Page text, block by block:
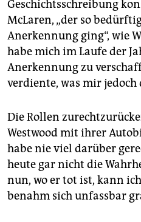
Geschichtsschreibung
McLaren, „der so
Anerkennung ging“, wie
habe mich im Laufe der
Anerkennung zu
verdiente, was mir jedoch
Die Rollen
Westwood mit ihrer
habe nie viel darüber
heute gar nicht die
nun, wo er tot ist, kann
benahm sich unfassbar